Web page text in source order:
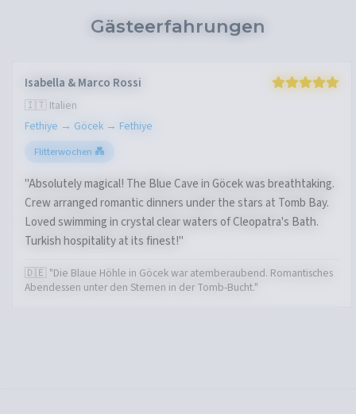
Gästeerfahrungen
Isabella & Marco Rossi
🇮🇹 Italien
Fethiye → Göcek → Fethiye
Flitterwochen 💑
"Absolutely magical! The Blue Cave in Göcek was breathtaking.
Crew arranged romantic dinners under the stars at Tomb Bay.
Loved swimming in crystal clear waters of Cleopatra's Bath.
Turkish hospitality at its finest!"
🇩🇪 "Die Blaue Höhle in Göcek war atemberaubend. Romantisches
Abendessen unter den Sternen in der Tomb-Bucht."